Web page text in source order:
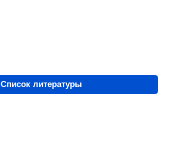
Список литературы